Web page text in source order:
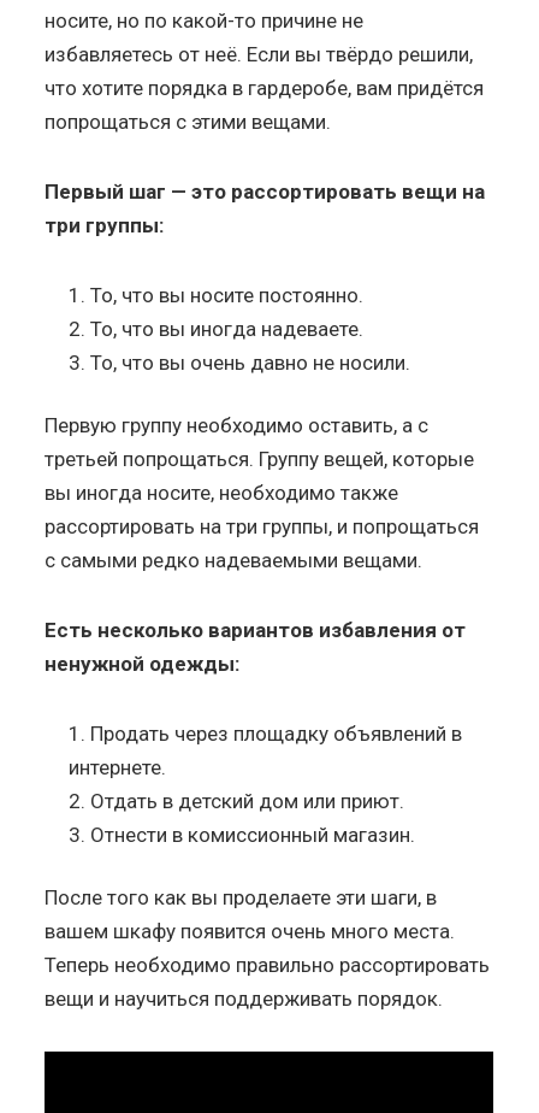
носите, но по какой-то причине не
избавляетесь от неё. Если вы твёрдо решили,
что хотите порядка в гардеробе, вам придётся
попрощаться с этими вещами.
Первый шаг — это рассортировать вещи на
три группы:
То, что вы носите постоянно.
То, что вы иногда надеваете.
То, что вы очень давно не носили.
Первую группу необходимо оставить, а с
третьей попрощаться. Группу вещей, которые
вы иногда носите, необходимо также
рассортировать на три группы, и попрощаться
с самыми редко надеваемыми вещами.
Есть несколько вариантов избавления от
ненужной одежды:
Продать через площадку объявлений в
интернете.
Отдать в детский дом или приют.
Отнести в комиссионный магазин.
После того как вы проделаете эти шаги, в
вашем шкафу появится очень много места.
Теперь необходимо правильно рассортировать
вещи и научиться поддерживать порядок.